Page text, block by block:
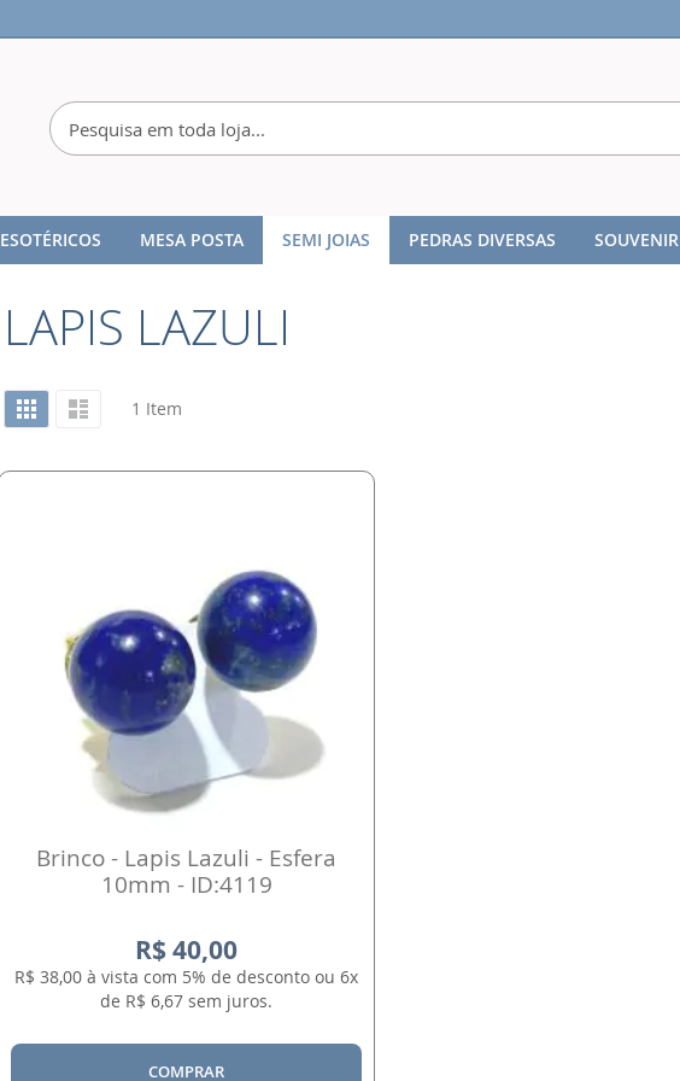
ESOTÉRICOS MESA POSTA SEMI JOIAS PEDRAS DIVERSAS SOUVENIR
LAPIS LAZULI
Ver
como
GradeLista 1 Item
Brinco - Lapis Lazuli - Esfera
10mm - ID:4119
R$ 40,00
R$ 38,00 à vista com 5% de desconto ou 6x
de R$ 6,67 sem juros.
COMPRAR